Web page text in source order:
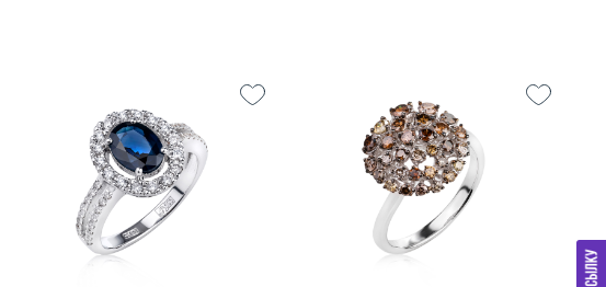
16.75
Материал
золото 585 пробы
Подробнее
золото 585 пробы
Подробнее